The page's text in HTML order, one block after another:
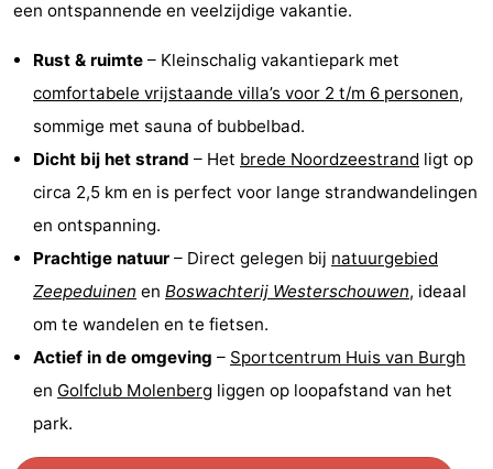
van
Haamstede
Valleien
Soeten
Haert
-
Wijde
-
Village
Zeeuwse
-
’t
van
Last
minutes
Strand
Zien
doen
een ontspannende en veelzijdige vakantie.
Rust & ruimte – Kleinschalig vakantiepark met
comfortabele vrijstaande villa’s voor 2 t/m 6 personen,
sommige met sauna of bubbelbad.
Dicht bij het strand – Het brede Noordzeestrand ligt op
circa 2,5 km en is perfect voor lange strandwandelingen
en ontspanning.
Prachtige natuur – Direct gelegen bij natuurgebied
Zeepeduinen en Boswachterij Westerschouwen, ideaal
om te wandelen en te fietsen.
Actief in de omgeving – Sportcentrum Huis van Burgh
en Golfclub Molenberg liggen op loopafstand van het
park.